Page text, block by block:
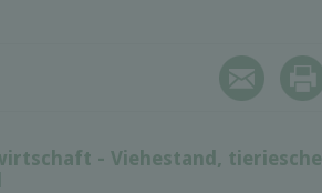
- Viehestand, tieriesche